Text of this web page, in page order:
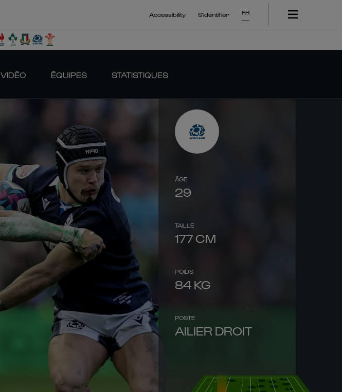
Accessibility S'identifier FR
VIDÉO ÉQUIPES STATISTIQUES
ÂGE
29
TAILLE
177 CM
POIDS
84 KG
POSTE
AILIER DROIT